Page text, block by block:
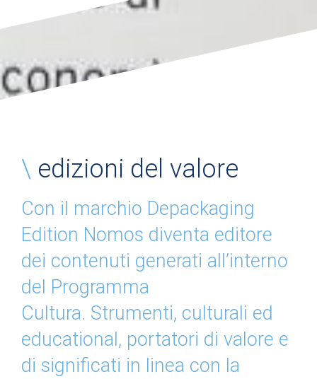
\ edizioni del valore
Con il marchio Depackaging
Edition Nomos diventa editore
dei contenuti generati all’interno
del Programma
Cultura. Strumenti, culturali ed
educational, portatori di valore e
di significati in linea con la